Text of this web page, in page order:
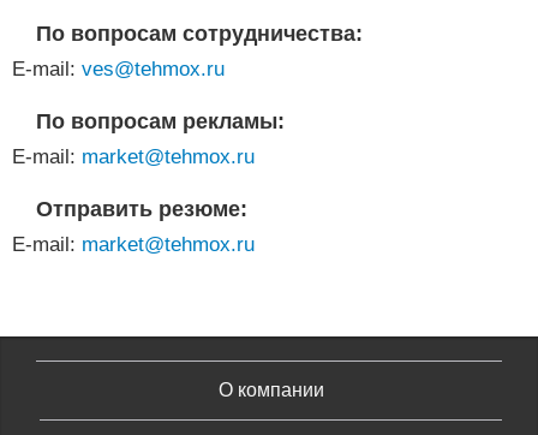
По вопросам сотрудничества:
E-mail: ves@tehmox.ru
По вопросам рекламы:
E-mail: market@tehmox.ru
Отправить резюме:
E-mail: market@tehmox.ru
О компании